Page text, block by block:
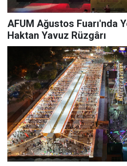
AFUM Ağustos Fuarı'nda
Haktan Yavuz Rüzgârı